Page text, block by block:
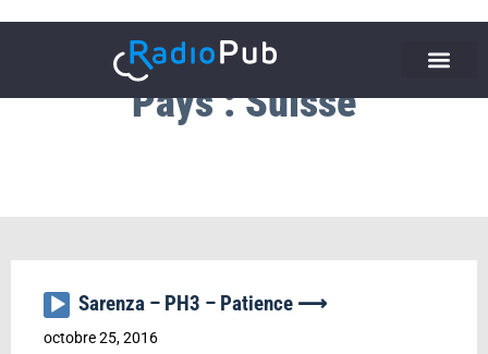
Pays : Suisse
Lecteur
audio
Sarenza – PH3 – Patience ⟶
octobre 25, 2016